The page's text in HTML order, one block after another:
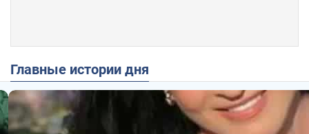
Главные истории дня